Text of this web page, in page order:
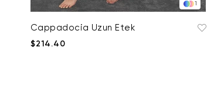
1
Cappadocia Uzun Etek
$214.40